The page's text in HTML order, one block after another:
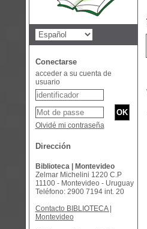
Conectarse
acceder a su cuenta de
usuario
Olvidé mi contraseña
Dirección
Biblioteca | Montevideo
Zelmar Michelini 1220 C.P
11100 - Montevideo - Uruguay
Teléfono: 2900 7194 int. 20
Contacto BIBLIOTECA |
Montevideo